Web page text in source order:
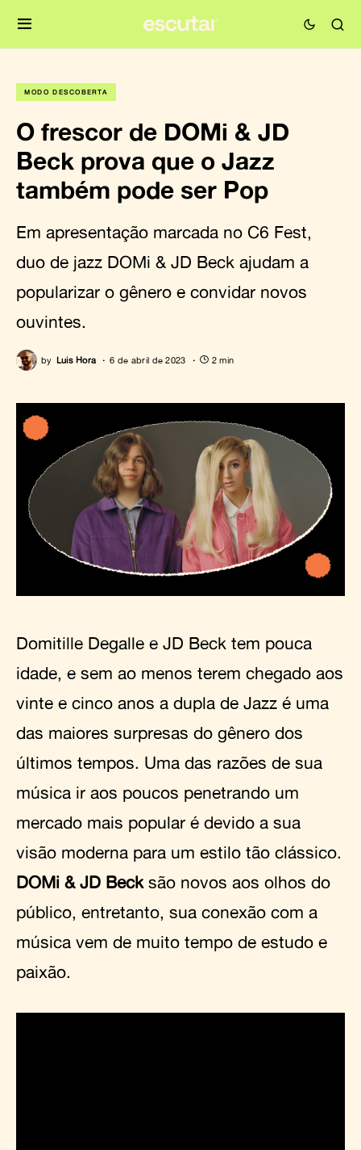
MODO DESCOBERTA
O frescor de DOMi & JD
Beck prova que o Jazz
também pode ser Pop
Em apresentação marcada no C6 Fest,
duo de jazz DOMi & JD Beck ajudam a
popularizar o gênero e convidar novos
ouvintes.
by Luis Hora 6 de abril de 2023 2 min
Domitille Degalle e JD Beck tem pouca
idade, e sem ao menos terem chegado aos
vinte e cinco anos a dupla de Jazz é uma
das maiores surpresas do gênero dos
últimos tempos. Uma das razões de sua
música ir aos poucos penetrando um
mercado mais popular é devido a sua
visão moderna para um estilo tão clássico.
DOMi & JD Becksão novos aos olhos do
público, entretanto, sua conexão com a
música vem de muito tempo de estudo e
paixão.